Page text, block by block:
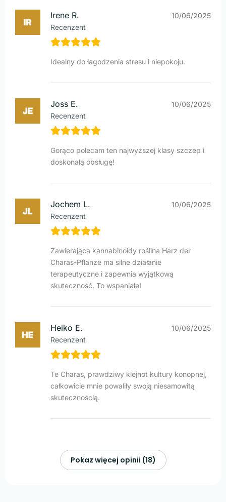
Irene R.
Recenzent
10/06/2025
Idealny do łagodzenia stresu i niepokoju.
Joss E.
Recenzent
10/06/2025
Gorąco polecam ten najwyższej klasy szczep i
doskonałą obsługę!
Jochem L.
Recenzent
10/06/2025
Zawierająca kannabinoidy roślina Harz der
Charas-Pflanze ma silne działanie
terapeutyczne i zapewnia wyjątkową
skuteczność. To wspaniałe!
Heiko E.
Recenzent
10/06/2025
Te Charas, prawdziwy klejnot kultury konopnej,
całkowicie mnie powaliły swoją niesamowitą
skutecznością.
Pokaz więcej opinii (18)